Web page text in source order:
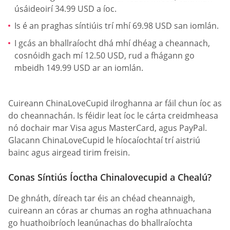
úsáideoirí 34.99 USD a íoc.
Is é an praghas síntiúis trí mhí 69.98 USD san iomlán.
I gcás an bhallraíocht dhá mhí dhéag a cheannach,
cosnóidh gach mí 12.50 USD, rud a fhágann go
mbeidh 149.99 USD ar an iomlán.
Cuireann ChinaLoveCupid ilroghanna ar fáil chun íoc as
do cheannachán. Is féidir leat íoc le cárta creidmheasa
nó dochair mar Visa agus MasterCard, agus PayPal.
Glacann ChinaLoveCupid le híocaíochtaí trí aistriú
bainc agus airgead tirim freisin.
Conas Síntiús Íoctha Chinalovecupid a Chealú?
De ghnáth, díreach tar éis an chéad cheannaigh,
cuireann an córas ar chumas an rogha athnuachana
go huathoibríoch leanúnachas do bhallraíochta